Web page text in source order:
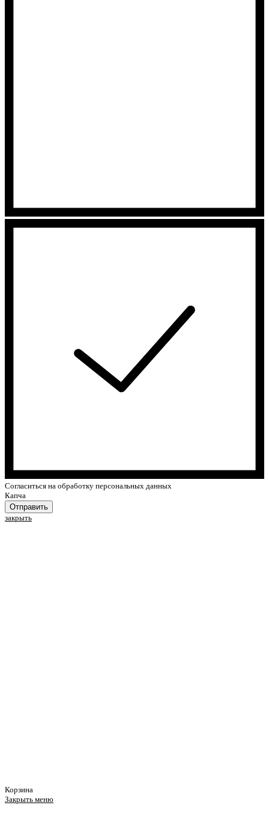
Cогласиться на обработку персональных данных
Капча
Отправить
закрыть
Корзина
Закрыть меню